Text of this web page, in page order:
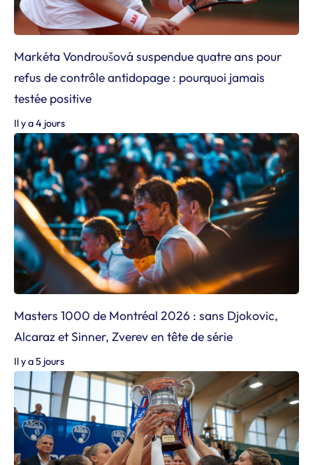
Markéta Vondroušová suspendue quatre ans pour
refus de contrôle antidopage : pourquoi jamais
testée positive
Il y a 4 jours
Masters 1000 de Montréal 2026 : sans Djokovic,
Alcaraz et Sinner, Zverev en tête de série
Il y a 5 jours